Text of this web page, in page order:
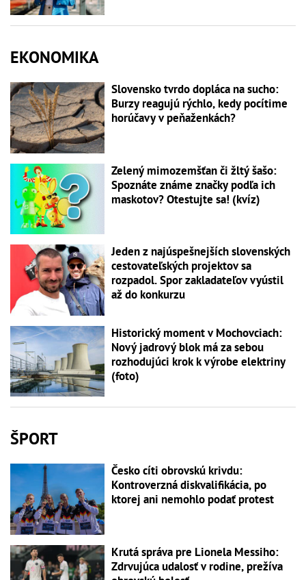
EKONOMIKA
Slovensko tvrdo dopláca na sucho:
Burzy reagujú rýchlo, kedy pocítime
horúčavy v peňaženkách?
Zelený mimozemšťan či žltý šašo:
Spoznáte známe značky podľa ich
maskotov? Otestujte sa! (kvíz)
Jeden z najúspešnejších slovenských
cestovateľských projektov sa
rozpadol. Spor zakladateľov vyústil
až do konkurzu
Historický moment v Mochovciach:
Nový jadrový blok má za sebou
rozhodujúci krok k výrobe elektriny
(foto)
ŠPORT
Česko cíti obrovskú krivdu:
Kontroverzná diskvalifikácia, po
ktorej ani nemohlo podať protest
Krutá správa pre Lionela Messiho:
Zdrvujúca udalosť v rodine, prežíva